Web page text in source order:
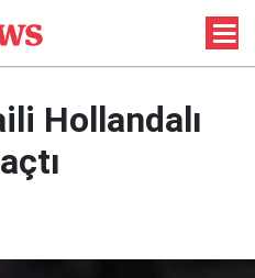
Hollandalı